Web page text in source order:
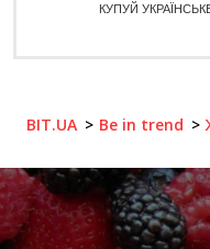
КУПУЙ
BIT.UA Be in trend